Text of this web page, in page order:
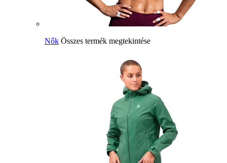
Nők Összes termék megtekintése